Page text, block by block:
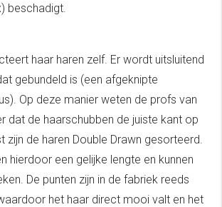
beschadigt.
haar haren zelf. Er wordt uitsluitend
gebundeld is (een afgeknipte
Op deze manier weten de profs van
dat de haarschubben de juiste kant op
zijn de haren Double Drawn gesorteerd.
hierdoor een gelijke lengte en kunnen
De punten zijn in de fabriek reeds
het haar direct mooi valt en het